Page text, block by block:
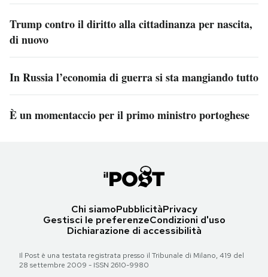
Trump contro il diritto alla cittadinanza per nascita,
di nuovo
In Russia l’economia di guerra si sta mangiando tutto
È un momentaccio per il primo ministro portoghese
Chi siamoPubblicitàPrivacy
Gestisci le preferenzeCondizioni d'uso
Dichiarazione di accessibilità
Il Post è una testata registrata presso il Tribunale di Milano, 419 del
28 settembre 2009 - ISSN 2610-9980